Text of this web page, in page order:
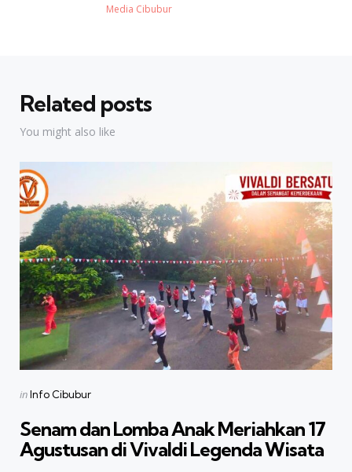
Posted
Media Cibubur
Related posts
You might also like
Categories
Posted
inInfo Cibubur
Senam dan Lomba Anak Meriahkan 17
Agustusan di Vivaldi Legenda Wisata